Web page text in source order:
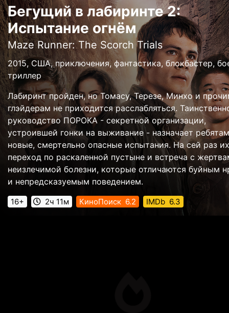
Бегущий в лабиринте 2:
Испытание огнём
Maze Runner: The Scorch Trials
2015, США, приключения, фантастика, блокбастер,
триллер
Лабиринт пройден, но Томасу, Терезе, Минхо и
глэйдерам не приходится расслабляться.
руководство ПОРОКА - секретной организации,
устроившей гонки на выживание - назначает ребятам
новые, смертельно опасные испытания. На сей раз
переход по раскаленной пустыне и встреча с
неизлечимой болезни, которые отличаются буйным
и непредсказуемым поведением.
16+ 2ч 11м КиноПоиск 6.2 IMDb 6.3